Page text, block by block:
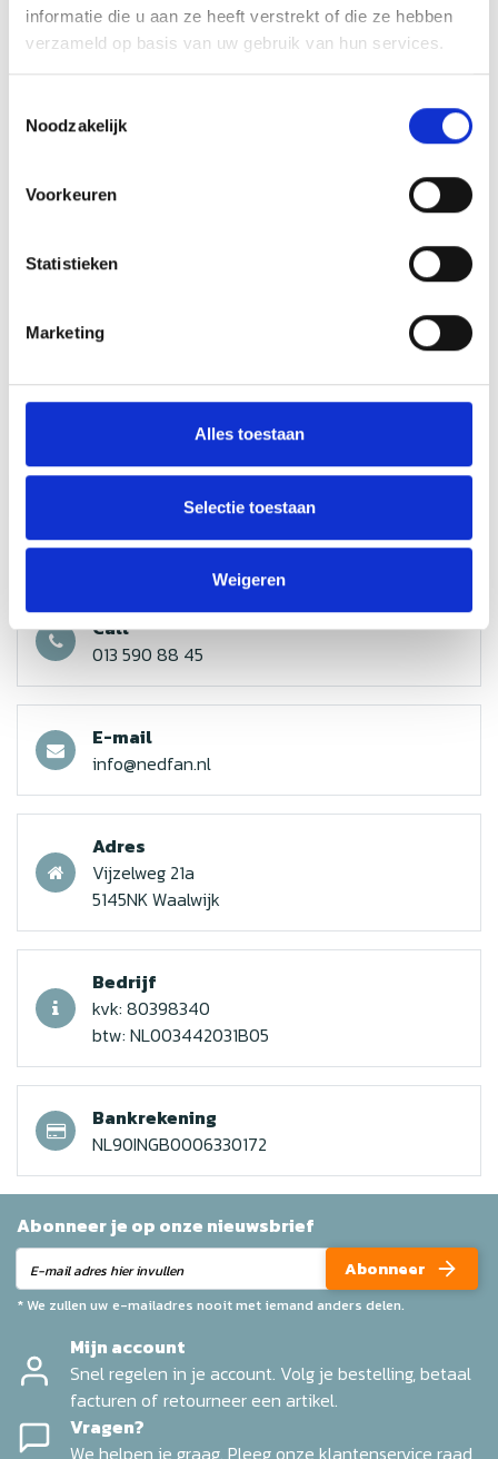
informatie die u aan ze heeft verstrekt of die ze hebben
verzameld op basis van uw gebruik van hun services.
Noodzakelijk
Voorkeuren
Statistieken
Marketing
Alles toestaan
Selectie toestaan
Weigeren
E-mail*
Onderwerp*
Contactgegevens
Call
013 590 88 45
E-mail
info@nedfan.nl
Adres
Vijzelweg 21a
5145NK Waalwijk
Bedrijf
kvk: 80398340
btw: NL003442031B05
Bankrekening
NL90INGB0006330172
Abonneer je op onze nieuwsbrief
Abonneer
* We zullen uw e-mailadres nooit met iemand anders delen.
Mijn account
Snel regelen in je account. Volg je bestelling, betaal
facturen of retourneer een artikel.
Vragen?
We helpen je graag. Pleeg onze klantenservice raad